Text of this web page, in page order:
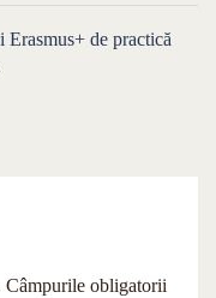
de practică
Câmpurile obligatorii